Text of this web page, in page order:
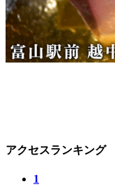
アクセスランキング
1